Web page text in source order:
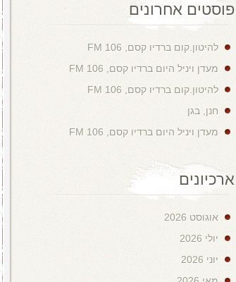
פוסטים אחרונים
להיטון.קום ברדיו קסם, 106 FM
מעדן ויניל היום ברדיו קסם, 106 FM
להיטון.קום ברדיו קסם, 106 FM
חנן, בגן
מעדן ויניל היום ברדיו קסם, 106 FM
ארכיונים
אוגוסט 2026
יולי 2026
יוני 2026